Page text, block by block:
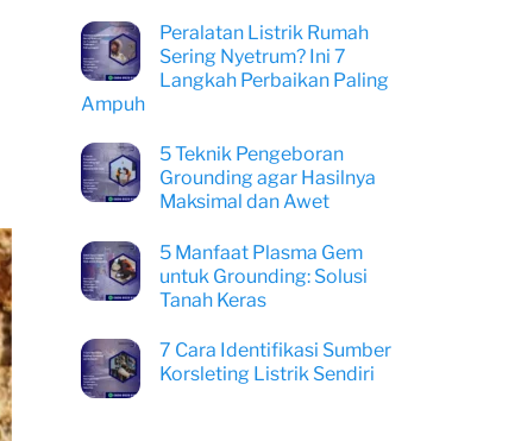
Peralatan Listrik Rumah
Sering Nyetrum? Ini 7
Langkah Perbaikan Paling
Ampuh
5 Teknik Pengeboran
Grounding agar Hasilnya
Maksimal dan Awet
5 Manfaat Plasma Gem
untuk Grounding: Solusi
Tanah Keras
7 Cara Identifikasi Sumber
Korsleting Listrik Sendiri